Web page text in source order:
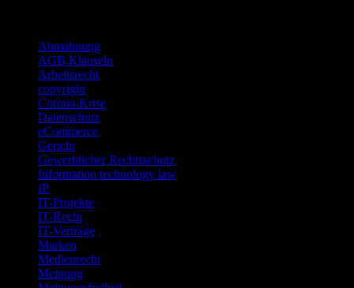
Abmahnung
AGB Klauseln
Arbeitsrecht
copyright
Corona-Krise
Datenschutz
eCommerce
Gericht
Gewerblicher Rechtsschutz
Information technology law
IP
IT-Projekte
IT-Recht
IT-Verträge
Marken
Medienrecht
Meinung